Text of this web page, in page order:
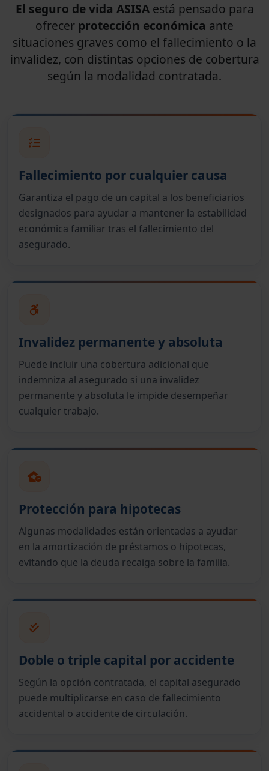
El seguro de vida ASISAestá pensado para
ofrecer protección económica ante
situaciones graves como el fallecimiento o la
invalidez, con distintas opciones de cobertura
según la modalidad contratada.
Fallecimiento por cualquier causa
Garantiza el pago de un capital a los beneficiarios
designados para ayudar a mantener la estabilidad
económica familiar tras el fallecimiento del
asegurado.
Invalidez permanente y absoluta
Puede incluir una cobertura adicional que
indemniza al asegurado si una invalidez
permanente y absoluta le impide desempeñar
cualquier trabajo.
Protección para hipotecas
Algunas modalidades están orientadas a ayudar
en la amortización de préstamos o hipotecas,
evitando que la deuda recaiga sobre la familia.
Doble o triple capital por accidente
Según la opción contratada, el capital asegurado
puede multiplicarse en caso de fallecimiento
accidental o accidente de circulación.